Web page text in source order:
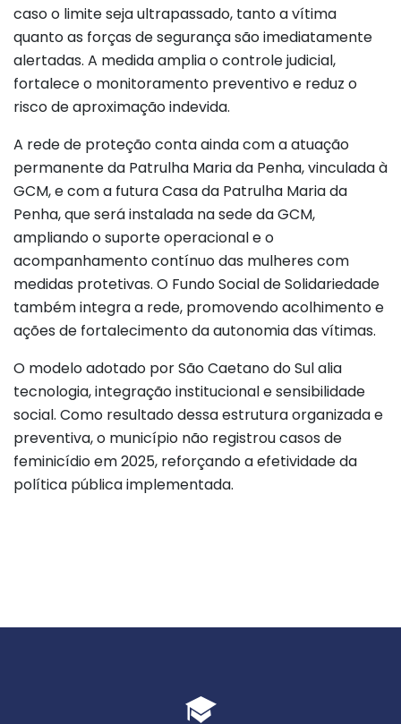
caso o limite seja ultrapassado, tanto a vítima
quanto as forças de segurança são imediatamente
alertadas. A medida amplia o controle judicial,
fortalece o monitoramento preventivo e reduz o
risco de aproximação indevida.
A rede de proteção conta ainda com a atuação
permanente da Patrulha Maria da Penha, vinculada à
GCM, e com a futura Casa da Patrulha Maria da
Penha, que será instalada na sede da GCM,
ampliando o suporte operacional e o
acompanhamento contínuo das mulheres com
medidas protetivas. O Fundo Social de Solidariedade
também integra a rede, promovendo acolhimento e
ações de fortalecimento da autonomia das vítimas.
O modelo adotado por São Caetano do Sul alia
tecnologia, integração institucional e sensibilidade
social. Como resultado dessa estrutura organizada e
preventiva, o município não registrou casos de
feminicídio em 2025, reforçando a efetividade da
política pública implementada.